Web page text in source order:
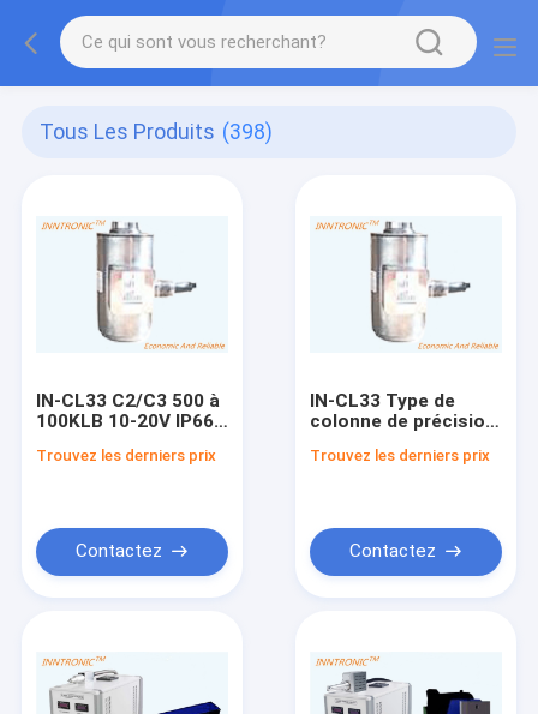
Tous Les Produits (398)
IN-CL33 C2/C3 500 à
100KLB 10-20V IP66
canistre à colonne ±
automobiles
Trouvez les derniers prix
Contactez
IN-CL33 Type de
colonne de précision
IP66 10-20V Voltage
Trouvez les derniers prix
Contactez